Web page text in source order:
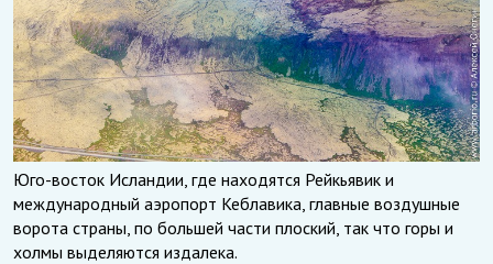
Юго-восток Исландии, где находятся Рейкьявик и
международный аэропорт Кеблавика, главные воздушные
ворота страны, по большей части плоский, так что горы и
холмы выделяются издалека.